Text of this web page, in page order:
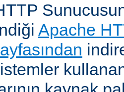
Apache